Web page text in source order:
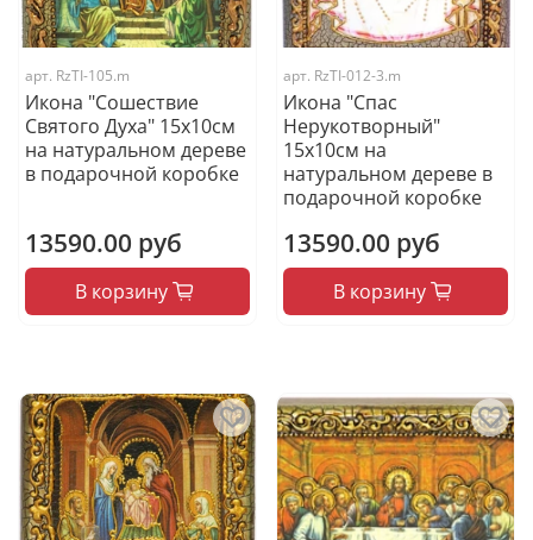
арт. RzTI-105.m
Икона "Сошествие
Святого Духа" 15х10см
на натуральном дереве
в подарочной коробке
13590.00 руб
В корзину
арт. RzTI-012-3.m
Икона "Спас
Нерукотворный"
15х10см на
натуральном дереве в
подарочной коробке
13590.00 руб
В корзину